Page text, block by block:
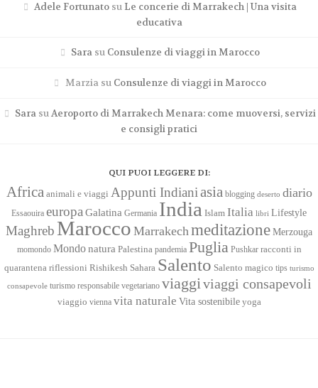
Adele Fortunato su Le concerie di Marrakech | Una visita
educativa
Sara su Consulenze di viaggi in Marocco
Marziasu Consulenze di viaggi in Marocco
Sara suAeroporto di Marrakech Menara: come muoversi, servizi
e consigli pratici
QUI PUOI LEGGERE DI:
Africa animali e viaggi Appunti Indianiasia blogging deserto diario
Essaouira europaGalatina Germania India Islam Italia libri Lifestyle
Maghreb Marocco MarrakechmeditazioneMerzouga
momondo Mondo natura Palestina pandemia Puglia Pushkar racconti in
quarantena riflessioni Rishikesh Sahara Salento Salento magico tips turismo
consapevole turismo responsabile vegetariano viaggiviaggi consapevoli
viaggio vienna vita naturale Vita sostenibile yoga